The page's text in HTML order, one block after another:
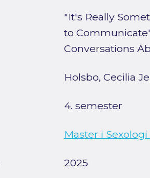
"It's Really
to
Conversations
Holsbo, Cecilia
4. semester
Master i
2025